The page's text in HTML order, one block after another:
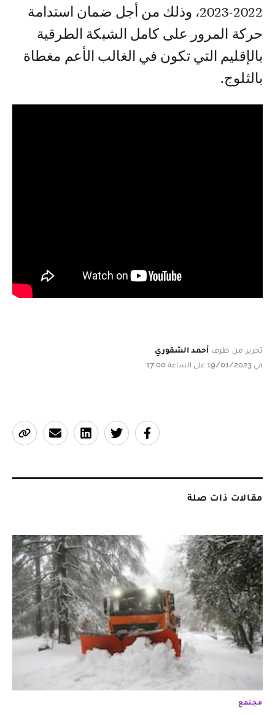
2022-2023، وذلك من أجل ضمان استدامة
حركة المرور على كامل الشبكة الطرقية
بالإقليم التي تكون في الغالب الأعم مغطاة
بالثلوج.
تحرير من طرف أحمد الشقوري
في 19/01/2023 على الساعة 17:00
مقالات ذات صلة
مجتمع